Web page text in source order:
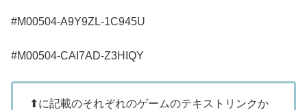
#M00504-A9Y9ZL-1C945U
#M00504-CAI7AD-Z3HIQY
⬆に記載のそれぞれのゲームのテキストリンクか